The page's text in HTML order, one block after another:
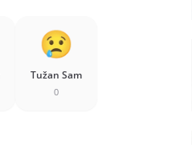
Tužan Sam
0